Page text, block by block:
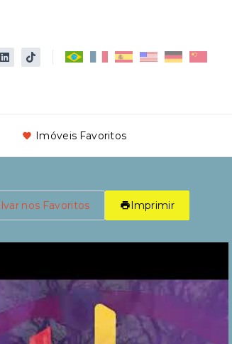
Imóveis Favoritos
nos Favoritos Imprimir